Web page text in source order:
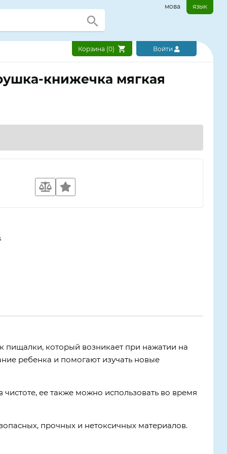
мова язык
Корзина (0) Войти
книжечка мягкая
пищалки, который возникает при нажатии на
ребенка и помогают изучать новые
чистоте, ее также можно использовать во время
прочных и нетоксичных материалов.